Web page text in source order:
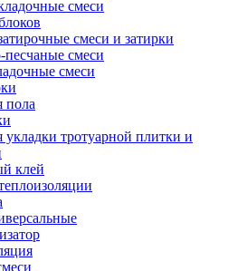
смеси
смеси и затирки
смеси
смеси
пола
укладки тротуарной плитки и
клей